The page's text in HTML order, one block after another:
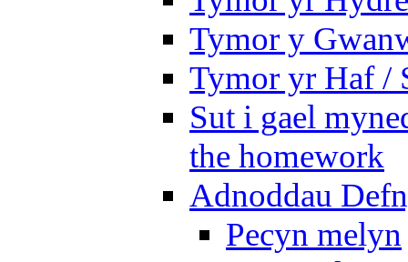
Tymor y
Tymor yr Haf /
Sut i gael
the homework
Adnoddau
Pecyn melyn